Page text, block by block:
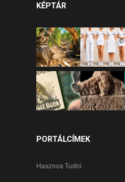
KÉPTÁR
PORTÁLCÍMEK
Hasznos Tudni